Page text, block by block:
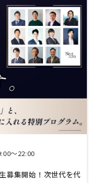
～22:00
募集開始！次世代を代